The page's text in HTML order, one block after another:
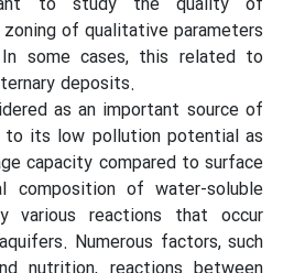
of qualitative parameters
some cases, this related to
deposits.
as an important source of
to its low pollution potential as
capacity compared to surface
composition of water-soluble
reactions that occur
Numerous factors, such